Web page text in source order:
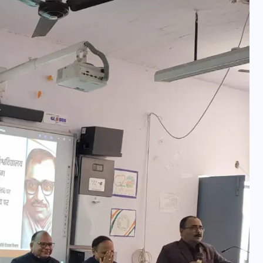
वोटर लिस्ट पुनरीक्षण कार्यक्रम में
हुआ बदलाव, देखें नई तारीखों की
पूरी लिस्ट
30 दिसम्बर 2025